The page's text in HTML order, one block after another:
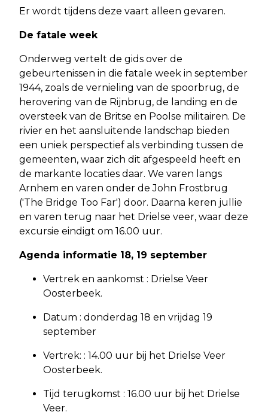
Er wordt tijdens deze vaart alleen gevaren.
De fatale week
Onderweg vertelt de gids over de
gebeurtenissen in die fatale week in september
1944, zoals de vernieling van de spoorbrug, de
herovering van de Rijnbrug, de landing en de
oversteek van de Britse en Poolse militairen. De
rivier en het aansluitende landschap bieden
een uniek perspectief als verbinding tussen de
gemeenten, waar zich dit afgespeeld heeft en
de markante locaties daar. We varen langs
Arnhem en varen onder de John Frostbrug
('The Bridge Too Far') door. Daarna keren jullie
en varen terug naar het Drielse veer, waar deze
excursie eindigt om 16.00 uur.
Agenda informatie 18, 19 september
Vertrek en aankomst : Drielse Veer
Oosterbeek.
Datum : donderdag 18 en vrijdag 19
september
Vertrek: : 14.00 uur bij het Drielse Veer
Oosterbeek.
Tijd terugkomst : 16.00 uur bij het Drielse
Veer.